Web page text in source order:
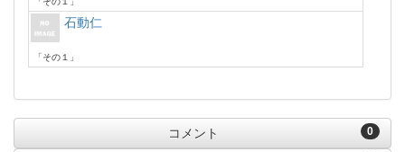
石動仁
「その１」
0
コメント